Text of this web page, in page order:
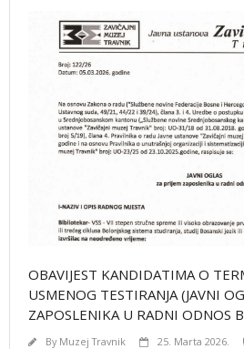
OBAVIJEST KANDIDATIMA O
USMENOG TESTIRANJA (JAVNI
ZAPOSLENIKA U RADNI ODNOS
By Muzej Travnik 25. Marta 2026.